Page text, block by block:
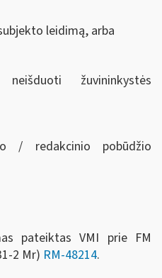
leidimą, arba
žuvininkystės
/ redakcinio pobūdžio
pateiktas VMI prie FM
2 Mr) RM-48214.